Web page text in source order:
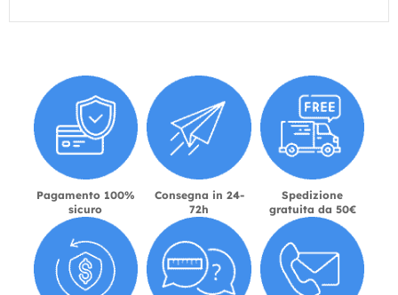
Pagamento 100%
sicuro
Consegna in 24-
72h
Spedizione
gratuita da 50€